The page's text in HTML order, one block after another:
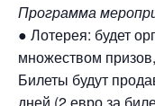
Программа
● Лотерея: будет
множеством
Билеты будут
дней (2 евро за